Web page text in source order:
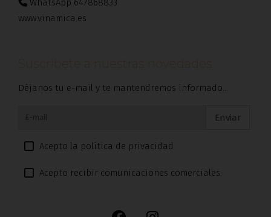
WhatsApp 647868833
www.vinamica.es
Déjanos tu e-mail y te mantendremos informado...
Enviar
Acepto la política de privacidad
Acepto recibir comunicaciones comerciales.